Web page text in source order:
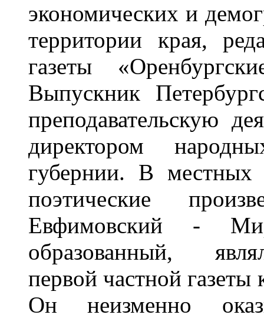
экономических и
территории края,
газеты
Выпускник
преподавательскую
директором
губернии. В местных
поэтические
Евфимовский -
образованный,
первой частной
Он неизменно